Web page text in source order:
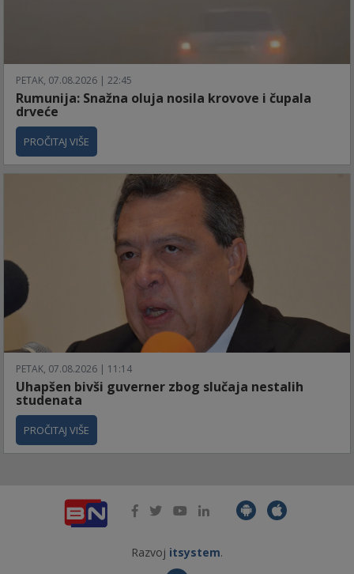
PETAK, 07.08.2026 | 22:45
Rumunija: Snažna oluja nosila krovove i čupala
drveće
PROČITAJ VIŠE
PETAK, 07.08.2026 | 11:14
Uhapšen bivši guverner zbog slučaja nestalih
studenata
PROČITAJ VIŠE
Razvoj itsystem.